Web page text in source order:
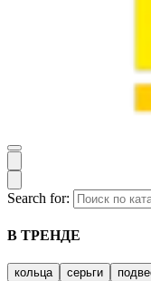
Search for:
В ТРЕНДЕ
кольца серьги